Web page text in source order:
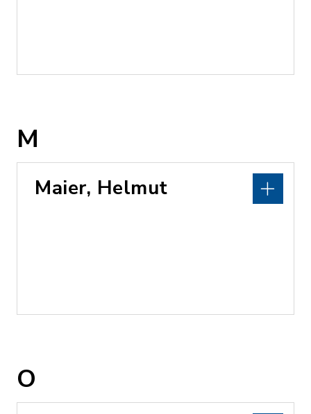
M
Maier, Helmut
O